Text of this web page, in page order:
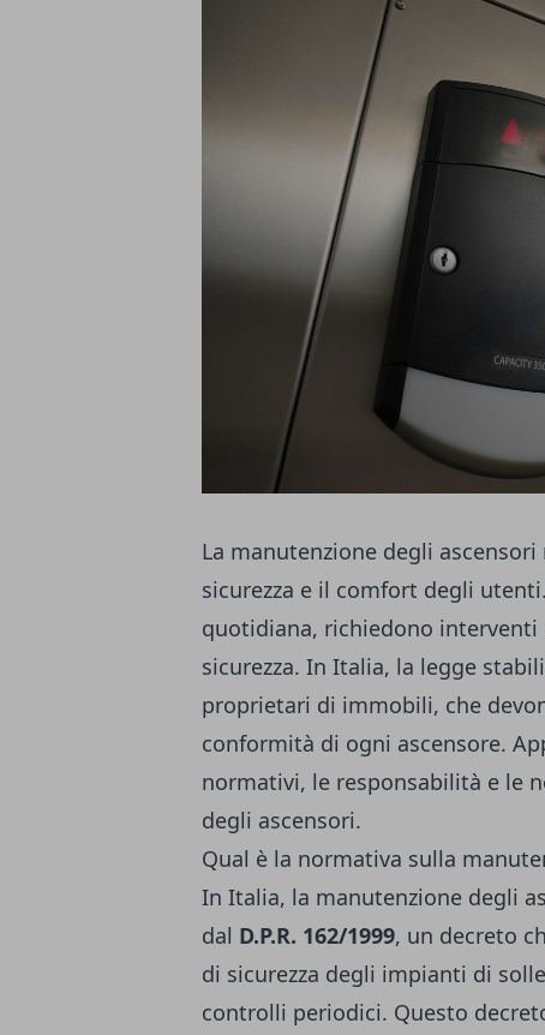
La manutenzione degli
sicurezza e il comfort degli
quotidiana, richiedono
sicurezza. In Italia, la legge
proprietari di immobili, che
conformità di ogni ascensore.
normativi, le responsabilità e le
degli ascensori.
Qual è la normativa sulla
In Italia, la manutenzione degli
dal D.P.R. 162/1999, un decreto
di sicurezza degli impianti di
controlli periodici. Questo